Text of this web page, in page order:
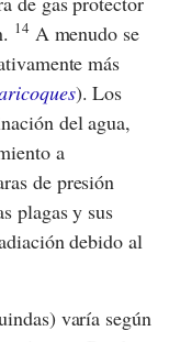
14 A menudo se
más
). Los
del agua,
a
de presión
plagas y sus
debido al
varía según